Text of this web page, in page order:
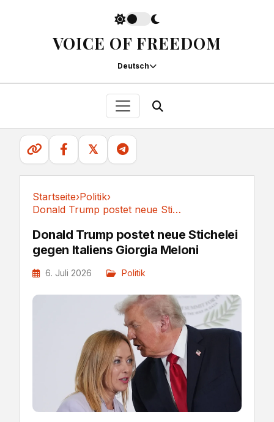
VOICE OF FREEDOM
Deutsch
𝕏
Startseite›Politik›
Donald Trump postet neue Stichelei gegen...
Donald Trump postet neue Stichelei
gegen Italiens Giorgia Meloni
6. Juli 2026 Politik